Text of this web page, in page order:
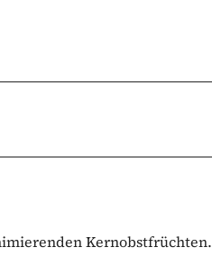
Kernobstfrüchten.